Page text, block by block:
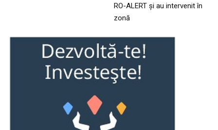
RO-ALERT și au intervenit în
zonă